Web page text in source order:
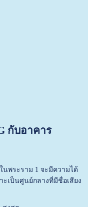
กับอาคาร
นพระราม 1 จะมีความได้
ะเป็นศูนย์กลางที่มีชื่อเสียง